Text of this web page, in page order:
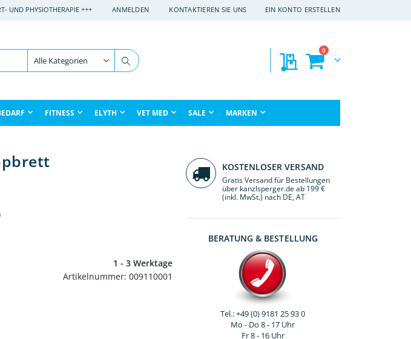
UND PHYSIOTHERAPIE +++ ANMELDEN KONTAKTIEREN SIE UNS EIN KONTO ERSTELLEN
Warenkorb
0Artikel
Meine Preisanfragen
FITNESS ELYTH VET MED SALE MARKEN
1 - 3 Werktage
Artikelnummer 009110001
KOSTENLOSER VERSAND
Gratis Versand für Bestellungen
über kanzlsperger.de ab 199 €
(inkl. MwSt.) nach DE, AT
BERATUNG & BESTELLUNG
Tel.: +49 (0) 9181 25 93 0
Mo - Do 8 - 17 Uhr
Fr 8 - 16 Uhr